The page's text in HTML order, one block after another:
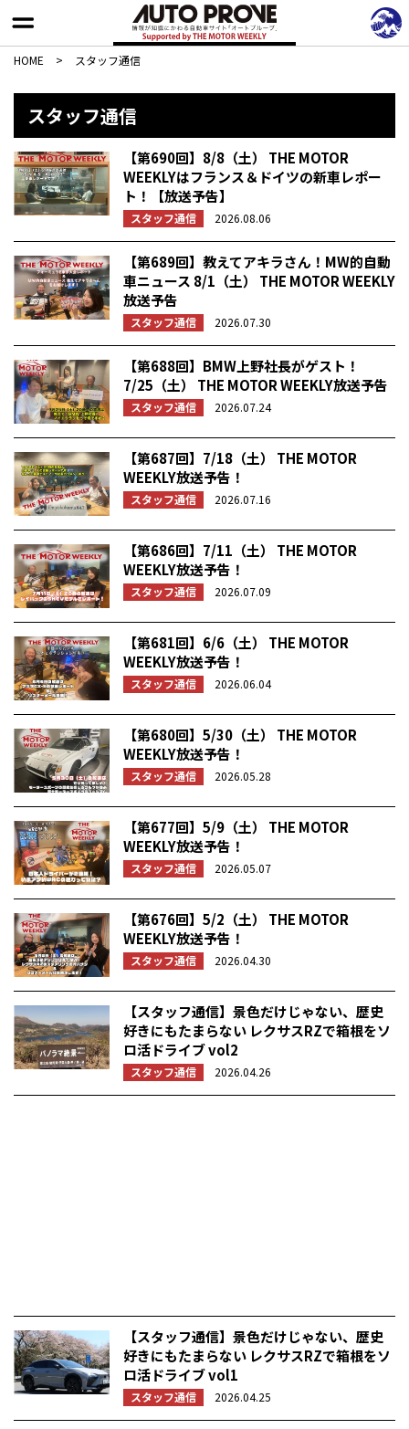
HOME > スタッフ通信
スタッフ通信
【第690回】8/8（土） THE MOTOR
WEEKLYはフランス＆ドイツの新車レポー
ト！【放送予告】
スタッフ通信 2026.08.06
【第689回】教えてアキラさん！MW的自動
車ニュース 8/1（土） THE MOTOR WEEKLY
放送予告
スタッフ通信 2026.07.30
【第688回】BMW上野社長がゲスト！
7/25（土） THE MOTOR WEEKLY放送予告
スタッフ通信 2026.07.24
【第687回】7/18（土） THE MOTOR
WEEKLY放送予告！
スタッフ通信 2026.07.16
【第686回】7/11（土） THE MOTOR
WEEKLY放送予告！
スタッフ通信 2026.07.09
【第681回】6/6（土） THE MOTOR
WEEKLY放送予告！
スタッフ通信 2026.06.04
【第680回】5/30（土） THE MOTOR
WEEKLY放送予告！
スタッフ通信 2026.05.28
【第677回】5/9（土） THE MOTOR
WEEKLY放送予告！
スタッフ通信 2026.05.07
【第676回】5/2（土） THE MOTOR
WEEKLY放送予告！
スタッフ通信 2026.04.30
【スタッフ通信】景色だけじゃない、歴史
好きにもたまらない レクサスRZで箱根をソ
ロ活ドライブ vol2
スタッフ通信 2026.04.26
【スタッフ通信】景色だけじゃない、歴史
好きにもたまらない レクサスRZで箱根をソ
ロ活ドライブ vol1
スタッフ通信 2026.04.25